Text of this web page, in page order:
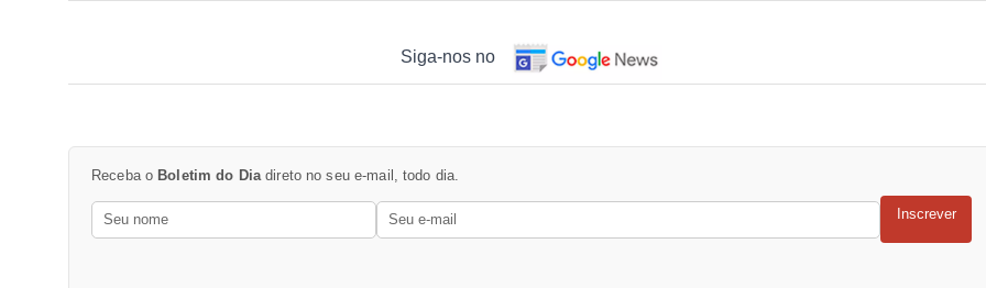
Siga-nos no
Receba o Boletim do Dia direto no seu e-mail, todo dia.
Inscrever